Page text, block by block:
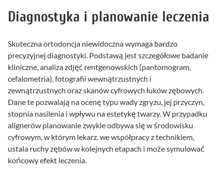
Diagnostyka i planowanie leczenia
Skuteczna ortodoncja niewidoczna wymaga bardzo
precyzyjnej diagnostyki. Podstawą jest szczegółowe badanie
kliniczne, analiza zdjęć rentgenowskich (pantomogram,
cefalometria), fotografii wewnątrzustnych i
zewnątrzustnych oraz skanów cyfrowych łuków zębowych.
Dane te pozwalają na ocenę typu wady zgryzu, jej przyczyn,
stopnia nasilenia i wpływu na estetykę twarzy. W przypadku
alignerów planowanie zwykle odbywa się w środowisku
cyfrowym, w którym lekarz, we współpracy z technikiem,
ustala ruchy zębów w kolejnych etapach i może symulować
końcowy efekt leczenia.